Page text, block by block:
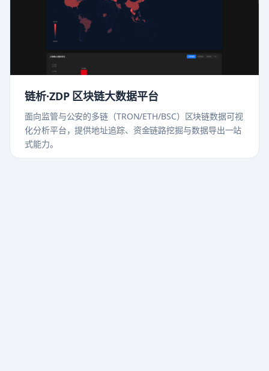
链析·ZDP 区块链大数据平台
面向监管与公安的多链（TRON/ETH/BSC）区块链数据可视
化分析平台，提供地址追踪、资金链路挖掘与数据导出一站
式能力。